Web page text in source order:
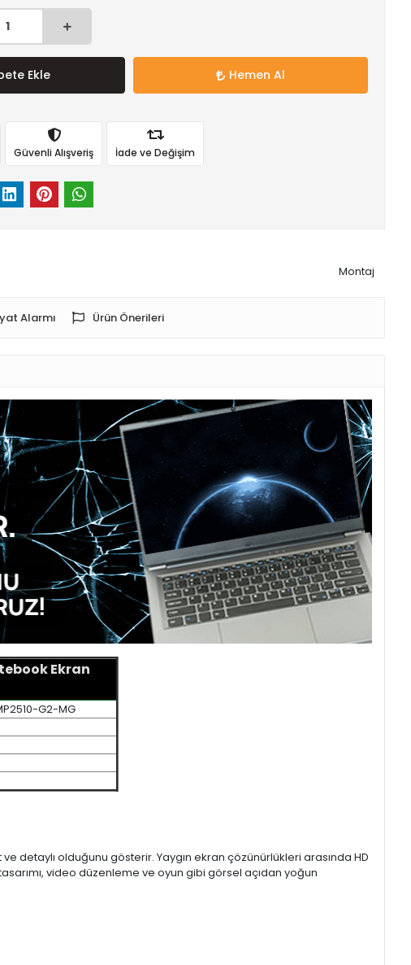
Ekle Hemen Al
Güvenli Alışveriş İade ve Değişim
Montaj
Alarmı Ürün Önerileri
Ekran
G2-MG
detaylı olduğunu gösterir. Yaygın ekran çözünürlükleri arasında HD
video düzenleme ve oyun gibi görsel açıdan yoğun